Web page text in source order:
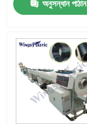
আমাদের সম্পর্কে
অনুসন্ধান পাঠান